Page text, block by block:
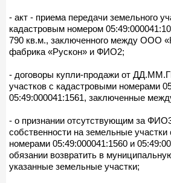
- акт - приема передачи земельного
кадастровым номером
790 кв.м., заключенного между ООО
фабрика «Рускон» и ФИО2;
- договоры купли-продажи от
участков с кадастровыми номерами
05:49:000041:1561, заключенные
- о признании отсутствующим за
собственности на земельные
номерами 05:49:000041:1560 и
обязании возвратить в
указанные земельные участки;